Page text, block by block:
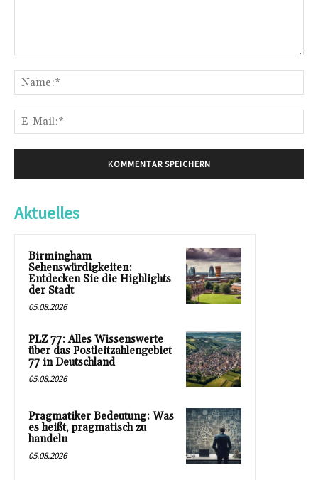
Aktuelles
Birmingham
Sehenswürdigkeiten:
Entdecken Sie die Highlights
der Stadt
05.08.2026
PLZ 77: Alles Wissenswerte
über das Postleitzahlengebiet
77 in Deutschland
05.08.2026
Pragmatiker Bedeutung: Was
es heißt, pragmatisch zu
handeln
05.08.2026